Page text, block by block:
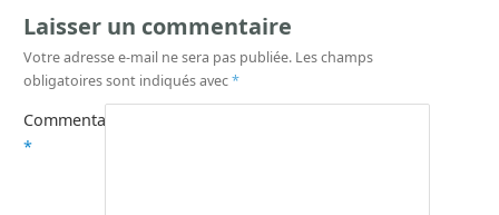
Laisser un commentaire
Votre adresse e-mail ne sera pas publiée. Les champs
obligatoires sont indiqués avec*
Commentaire
*